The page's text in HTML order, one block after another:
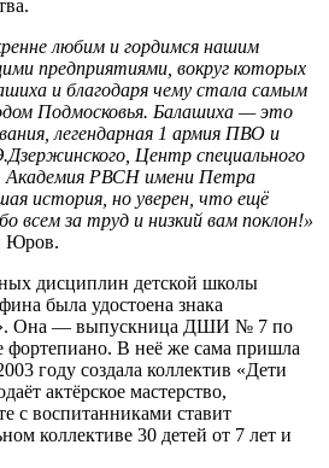
любим и гордимся нашим
предприятиями, вокруг которых
и благодаря чему стала самым
Подмосковья. Балашиха — это
легендарная 1 армия ПВО и
Центр специального
Академия РВСН имени Петра
история, но уверен, что ещё
всем за труд и низкий вам поклон!»
Юров.
дисциплин детской школы
была удостоена знака
Она — выпускница ДШИ № 7 по
фортепиано. В неё же сама пришла
году создала коллектив «Дети
актёрское мастерство,
с воспитанниками ставит
коллективе 30 детей от 7 лет и